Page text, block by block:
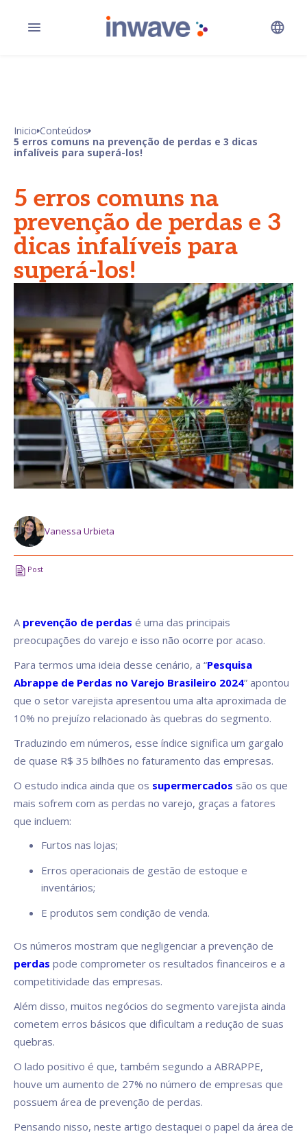
Inicio Conteúdos
5 erros comuns na prevenção de perdas e 3 dicas
infalíveis para superá-los!
5 erros comuns na
prevenção de perdas e 3
dicas infalíveis para
superá-los!
Vanessa Urbieta
Post
A prevenção de perdas é uma das principais
preocupações do varejo e isso não ocorre por acaso.
Para termos uma ideia desse cenário, a “Pesquisa
Abrappe de Perdas no Varejo Brasileiro 2024” apontou
que o setor varejista apresentou uma alta aproximada de
10% no prejuízo relacionado às quebras do segmento.
Traduzindo em números, esse índice significa um gargalo
de quase R$ 35 bilhões no faturamento das empresas.
O estudo indica ainda que os supermercados são os que
mais sofrem com as perdas no varejo, graças a fatores
que incluem:
Furtos nas lojas;
Erros operacionais de gestão de estoque e
inventários;
E produtos sem condição de venda.
Os números mostram que negligenciar a prevenção de
perdas pode comprometer os resultados financeiros e a
competitividade das empresas.
Além disso, muitos negócios do segmento varejista ainda
cometem erros básicos que dificultam a redução de suas
quebras.
O lado positivo é que, também segundo a ABRAPPE,
houve um aumento de 27% no número de empresas que
possuem área de prevenção de perdas.
Pensando nisso, neste artigo destaquei o papel da área de